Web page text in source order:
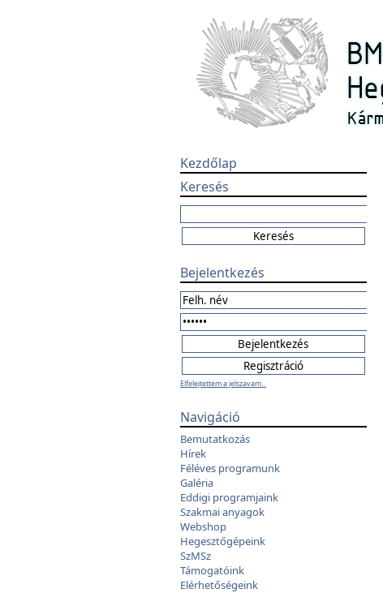
Kezdőlap
Keresés
Bejelentkezés
Elfelejtettem a jelszavam...
Navigáció
Bemutatkozás
Hírek
Féléves programunk
Galéria
Eddigi programjaink
Szakmai anyagok
Webshop
Hegesztőgépeink
SzMSz
Támogatóink
Elérhetőségeink